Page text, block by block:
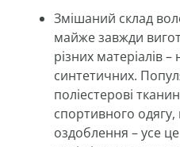
Змішаний склад
майже завжди
різних матеріалів –
синтетичних.
поліестерові
спортивного одягу,
оздоблення – усе